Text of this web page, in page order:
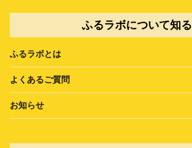
ふるラボについて知る
ふるラボとは
よくあるご質問
お知らせ